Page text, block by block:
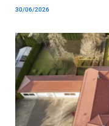
30/06/2026